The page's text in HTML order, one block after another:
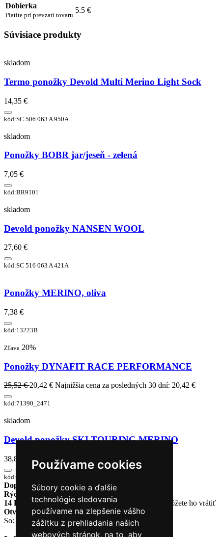
Používame cookies
Súbory cookie a ďalšie
technológie sledovania
používame na zlepšenie vášho
zážitku z prehliadania našich
webových stránok, na to, aby
Dobierka
Platíte pri prevzatí tovaru
5.5 €
Súvisiace produkty
skladom
Termo ponožky Devold Multi Merino Light Sock
14,35 €
kód:SC 506 063 A 950A
skladom
Ponožky BOBR jar/jeseň - zelená
7,05 €
kód:BR9101
skladom
Devold ponožky NANSEN WOOL
27,60 €
kód:SC 516 063 A 421A
Ponožky MERINO, oliva
7,38 €
kód:13223B
Zľava 20%
Ponožky DYNAFIT RACE PERFORMANCE
25,52 €20,42 € Najnižšia cena za posledných 30 dní: 20,42 €
kód:71390_2471
skladom
Devold ponožky SKI TOURING MERINO
38,85 €
kód:SC 531 065 A 427A
Doprava zadarmo pri objednávke nad 230€
Rýchle dodanieTovar Vám odošleme do 24 hodín
14 Dní na vrátenie tovaruAk Vám tovar nesadne, môžete ho vrátiť
Otvorené celý týždeň Po - pia: 8:30 - 16:30
So: 9:00 - 12:00